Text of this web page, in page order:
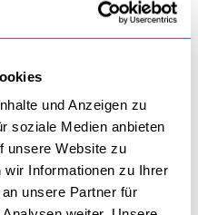
und Anzeigen zu
soziale Medien anbieten
unsere Website zu
wir Informationen zu Ihrer
unsere Partner für
nach Vereinbarung
Dr. Irad Ben Isaak